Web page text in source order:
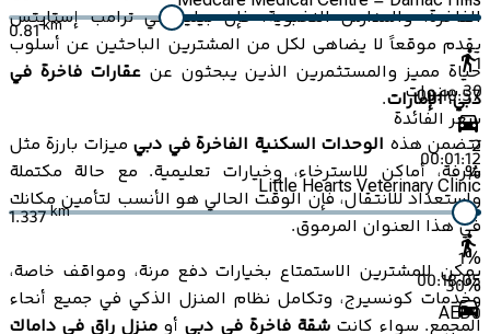
الفاخرة، والمدارس النخبوية، فإن بيلير في ترامب إستايتس
يقدم موقعاً لا يضاهى لكل من المشترين الباحثين عن أسلوب
حياة مميز والمستثمرين الذين يبحثون عنعقارات فاخرة في
دبي، الإمارات.
تتضمن هذه الوحدات السكنية الفاخرة في دبي ميزات بارزة مثل
شرفة، أماكن للاسترخاء، وخيارات تعليمية. مع حالة مكتملة
واستعداد للانتقال، فإن الوقت الحالي هو الأنسب لتأمين مكانك
في هذا العنوان المرموق.
يمكن للمشترين الاستمتاع بخيارات دفع مرنة، ومواقف خاصة،
وخدمات كونسيرج، وتكامل نظام المنزل الذكي في جميع أنحاء
المجمع. سواء كانتشقة فاخرة في دبي أو منزل راقٍ في داماك
0.81km
00:10:57
00:01:12
Little Hearts Veterinary Clinic
1.337km
00:18:05
1
30 سنوات
سعر الفائدة
2
%
1%
30%
AED0